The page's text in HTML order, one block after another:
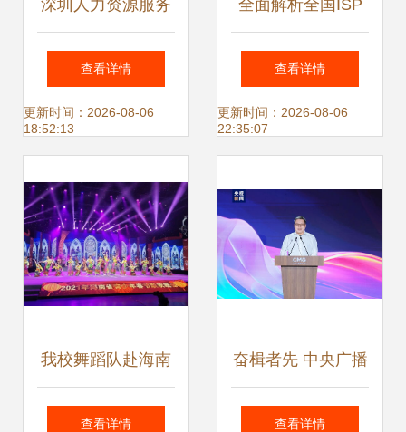
深圳人力资源服务
许可证与广播电视
节目制作经营许可
分享
查看详情
更新时间：2026-08-06
18:52:13
全面解析全国ISP
许可证办理 资质认
证、质量体系与互
制作经营准入指南
查看详情
更新时间：2026-08-06
22:35:07
我校舞蹈队赴海南
省广播电视总台录
查看详情
奋楫者先 中央广播
电视总台财经节目
查看详情